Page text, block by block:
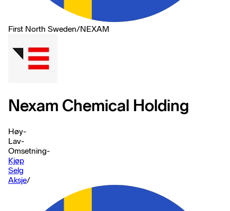
First North Sweden/NEXAM
Nexam Chemical Holding
Høy-
Lav-
Omsetning-
Kjøp
Selg
Aksje/